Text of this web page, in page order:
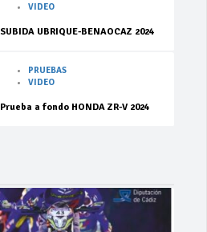
VIDEO
SUBIDA UBRIQUE-BENAOCAZ 2024
PRUEBAS
VIDEO
Prueba a fondo HONDA ZR-V 2024